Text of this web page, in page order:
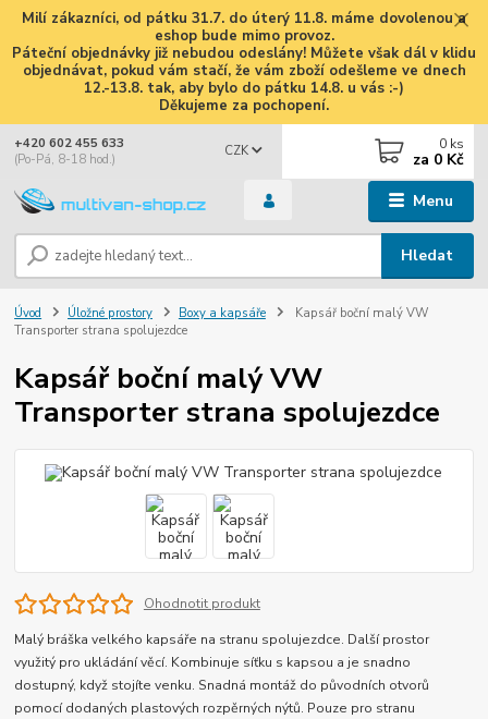
Milí zákazníci, od pátku 31.7. do úterý 11.8. máme dovolenou a
eshop bude mimo provoz.
Páteční objednávky již nebudou odeslány! Můžete však dál v klidu
objednávat, pokud vám stačí, že vám zboží odešleme ve dnech
12.-13.8. tak, aby bylo do pátku 14.8. u vás :-)
Děkujeme za pochopení.
Menu
CZK
Hledat
+420 602 455 633
(Po-Pá, 8-18 hod.)
0 ks
za 0 Kč
Úvod Úložné prostory Boxy a kapsáře
Kapsář boční malý VW
Transporter strana spolujezdce
Kapsář boční malý VW
Transporter strana spolujezdce
Ohodnotit produkt
Malý bráška velkého kapsáře na stranu spolujezdce. Další prostor
využitý pro ukládání věcí. Kombinuje síťku s kapsou a je snadno
dostupný, když stojíte venku. Snadná montáž do původních otvorů
pomocí dodaných plastových rozpěrných nýtů. Pouze pro stranu